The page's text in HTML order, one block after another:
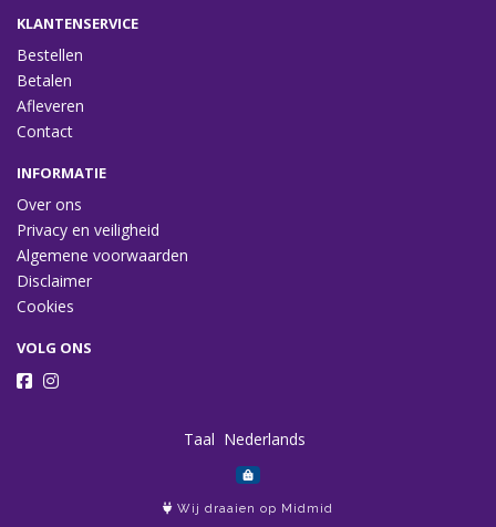
KLANTENSERVICE
Bestellen
Betalen
Afleveren
Contact
INFORMATIE
Over ons
Privacy en veiligheid
Algemene voorwaarden
Disclaimer
Cookies
VOLG ONS
Taal
Wij draaien op Midmid